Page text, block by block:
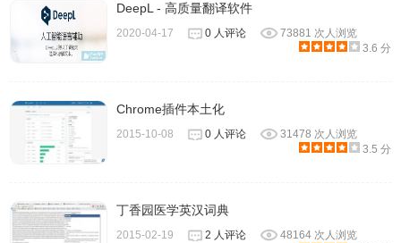
DeepL - 高质量翻译软件
2020-04-17 0 人评论
73881 次人浏览
3.6 分
Chrome插件本土化
2015-10-08 0 人评论
31478 次人浏览
3.5 分
丁香园医学英汉词典
2015-02-19 2 人评论
48164 次人浏览